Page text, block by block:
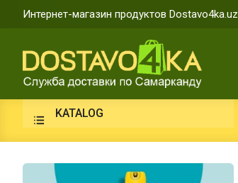
Интернет-магазин продуктов Dostavo4ka.uz
KATALOG